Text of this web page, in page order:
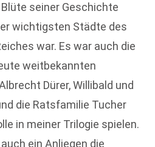
seiner Geschichte
wichtigsten Städte des
war. Es war auch die
weitbekannten
Dürer, Willibald und
die Ratsfamilie Tucher
in meiner Trilogie spielen.
ein Anliegen die